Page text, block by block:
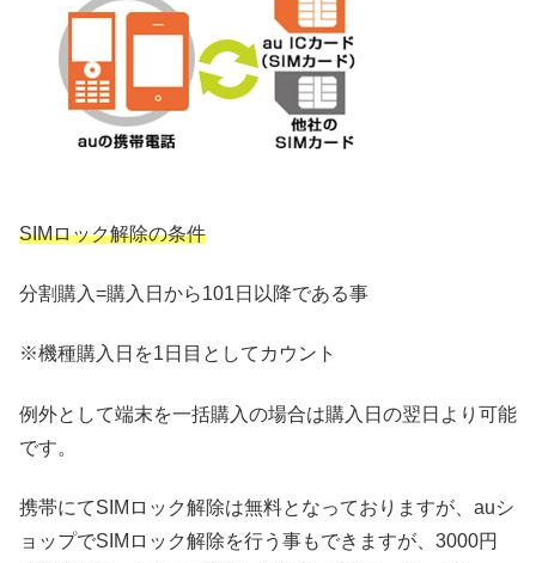
SIMロック解除の条件
分割購入=購入日から101日以降である事
※機種購入日を1日目としてカウント
例外として端末を一括購入の場合は購入日の翌日より可能
です。
携帯にてSIMロック解除は無料となっておりますが、auシ
ョップでSIMロック解除を行う事もできますが、3000円